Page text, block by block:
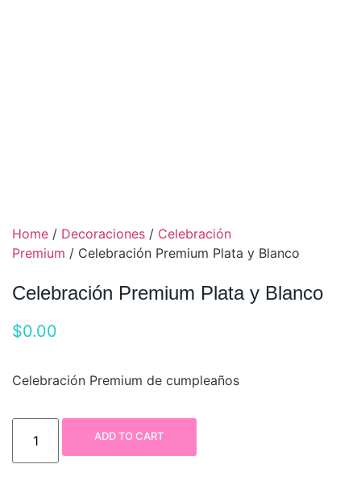
Home / Decoraciones / Celebración
Premium / Celebración Premium Plata y Blanco
Celebración Premium Plata y Blanco
$0.00
Celebración Premium de cumpleaños
ADD TO CART